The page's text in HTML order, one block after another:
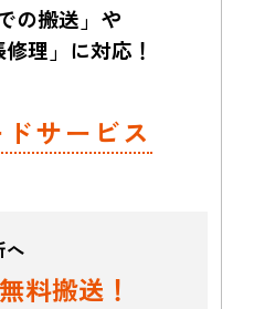
の搬送」や
修理」に対応！
サービス
へ
料搬送！